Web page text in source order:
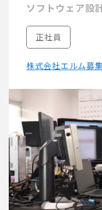
ソフトウェア
正社員
株式会社エルム募